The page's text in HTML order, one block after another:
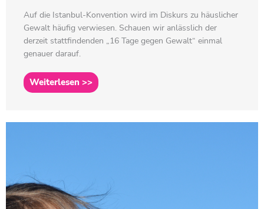
Auf die Istanbul-Konvention wird im Diskurs zu häuslicher
Gewalt häufig verwiesen. Schauen wir anlässlich der
derzeit stattfindenden „16 Tage gegen Gewalt“ einmal
genauer darauf.
Weiterlesen >>